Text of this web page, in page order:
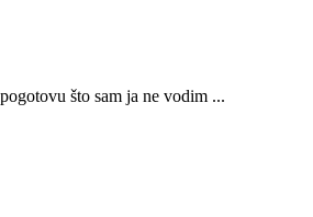
što sam ja ne vodim ...